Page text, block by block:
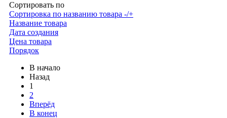
Сортировать по
Сортировка по названию товара -/+
Название товара
Дата создания
Цена товара
Порядок
В начало
Назад
1
2
Вперёд
В конец